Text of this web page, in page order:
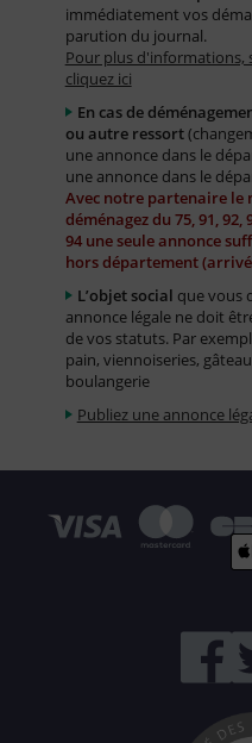
immédiatement vos
parution du journal.
Pour plus
cliquez ici
En cas de
ou autre ressort
une annonce dans le
une annonce dans le
Avec notre partenaire le
déménagez du 75, 91, 92,
94 une seule annonce
hors département
L’objet social que vous
annonce légale ne doit
de vos statuts. Par
pain, viennoiseries,
boulangerie
Publiez une annonce